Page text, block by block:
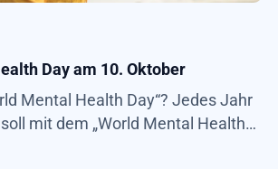
Day am 10. Oktober
Mental Health Day“? Jedes Jahr
mit dem „World Mental Health
auf psychische Probleme